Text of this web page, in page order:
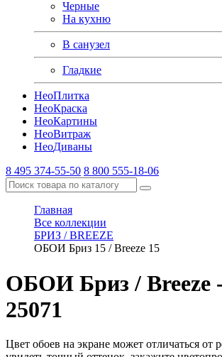
Черные
На кухню
В санузел
Гладкие
НеоПлитка
НеоКраска
НеоКартины
НеоВитраж
НеоДиваны
8 495 374-55-50 8 800 555-18-06
Главная
Все коллекции
БРИЗ / BREEZE
ОБОИ Бриз 15 / Breeze 15
ОБОИ Бриз / Breeze
25071
Цвет обоев на экране может отличаться от